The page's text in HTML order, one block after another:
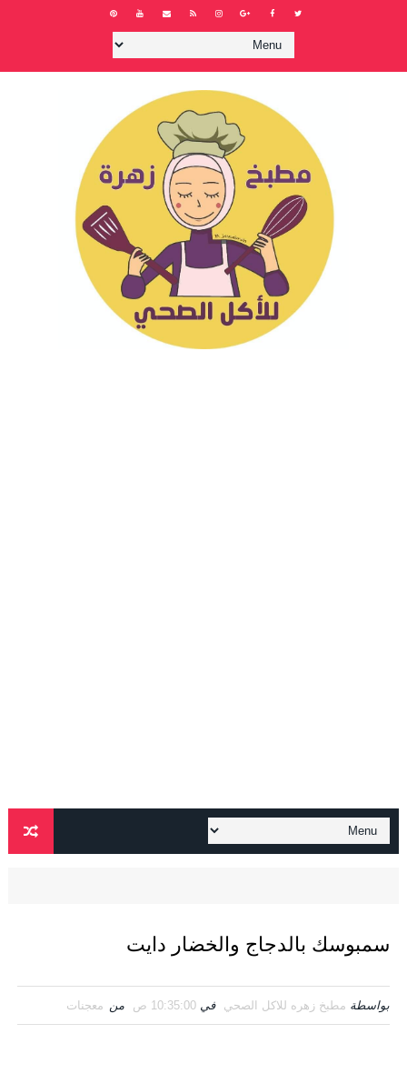
سمبوسك بالدجاج والخضار دايت
بواسطة مطبخ زهره للاكل الصحي في 10:35:00 ص من معجنات